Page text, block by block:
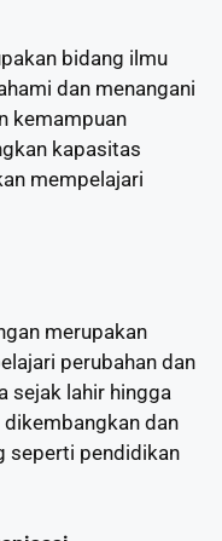
bidang ilmu
dan menangani
kemampuan
kapasitas
mempelajari
merupakan
perubahan dan
sejak lahir hingga
dan
seperti pendidikan